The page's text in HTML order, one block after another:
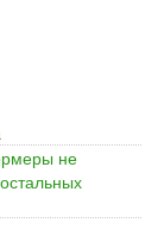
не
остальных